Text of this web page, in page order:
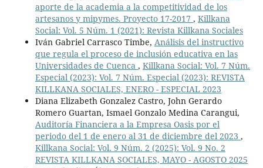
aporte de la academia a la competitividad de los
artesanos y mipymes. Proyecto 17-2017 , Killkana
Social: Vol. 5 Núm. 1 (2021): Revista Killkana Sociales
Iván Gabriel Carrasco Timbe, Análisis del instructivo
que regula el proceso de inclusión educativa en las
Universidades de Cuenca , Killkana Social: Vol. 7 Núm.
Especial (2023): Vol. 7 Núm. Especial (2023): REVISTA
KILLKANA SOCIALES, ENERO - ESPECIAL 2023
Diana Elizabeth Gonzalez Castro, John Gerardo
Romero Guartan, Ismael Gonzalo Medina Carangui,
Auditoría Financiera a la Empresa Oasis por el
periodo del 1 de enero al 31 de diciembre del 2023 ,
Killkana Social: Vol. 9 Núm. 2 (2025): Vol. 9 No. 2
REVISTA KILLKANA SOCIALES, MAYO - AGOSTO 2025